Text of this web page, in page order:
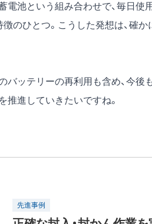
電池という組み合わせで、毎日
徴のひとつ。こうした発想は、確
ッテリーの再利用も含め、今後
推進していきたいですね。
先進事例